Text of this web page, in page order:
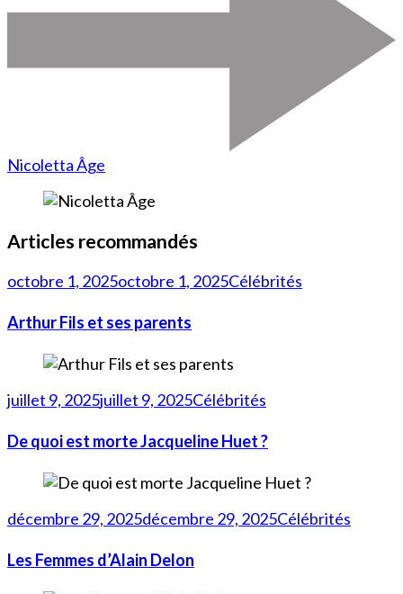
Nicoletta Âge
Articles recommandés
octobre 1, 2025octobre 1, 2025Célébrités
Arthur Fils et ses parents
juillet 9, 2025juillet 9, 2025Célébrités
De quoi est morte Jacqueline Huet ?
décembre 29, 2025décembre 29, 2025Célébrités
Les Femmes d’Alain Delon